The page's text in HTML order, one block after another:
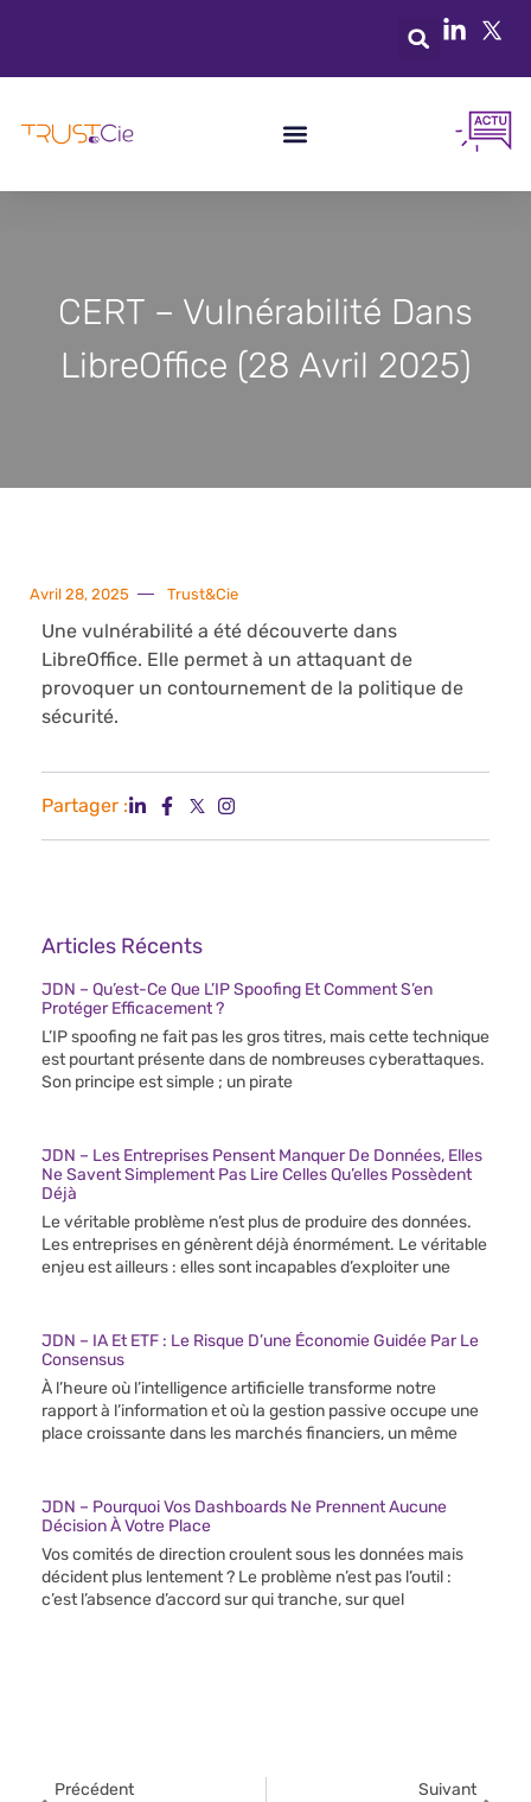
CERT – Vulnérabilité Dans
LibreOffice (28 Avril 2025)
Avril 28, 2025 Trust&Cie
Une vulnérabilité a été découverte dans
LibreOffice. Elle permet à un attaquant de
provoquer un contournement de la politique de
sécurité.
Partager :
Articles Récents
JDN – Qu’est-Ce Que L’IP Spoofing Et Comment S’en
Protéger Efficacement ?
L’IP spoofing ne fait pas les gros titres, mais cette technique
est pourtant présente dans de nombreuses cyberattaques.
Son principe est simple ; un pirate
JDN – Les Entreprises Pensent Manquer De Données, Elles
Ne Savent Simplement Pas Lire Celles Qu’elles Possèdent
Déjà
Le véritable problème n’est plus de produire des données.
Les entreprises en génèrent déjà énormément. Le véritable
enjeu est ailleurs : elles sont incapables d’exploiter une
JDN – IA Et ETF : Le Risque D’une Économie Guidée Par Le
Consensus
À l’heure où l’intelligence artificielle transforme notre
rapport à l’information et où la gestion passive occupe une
place croissante dans les marchés financiers, un même
JDN – Pourquoi Vos Dashboards Ne Prennent Aucune
Décision À Votre Place
Vos comités de direction croulent sous les données mais
décident plus lentement ? Le problème n’est pas l’outil :
c’est l’absence d’accord sur qui tranche, sur quel
Précédent Suivant